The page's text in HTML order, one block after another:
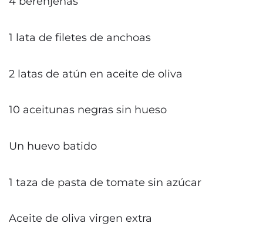
1 lata de filetes de anchoas
2 latas de atún en aceite de oliva
10 aceitunas negras sin hueso
Un huevo batido
1 taza de pasta de tomate sin azúcar
Aceite de oliva virgen extra